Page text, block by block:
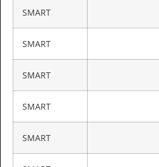
SMART
SMART
SMART
SMART
SMART